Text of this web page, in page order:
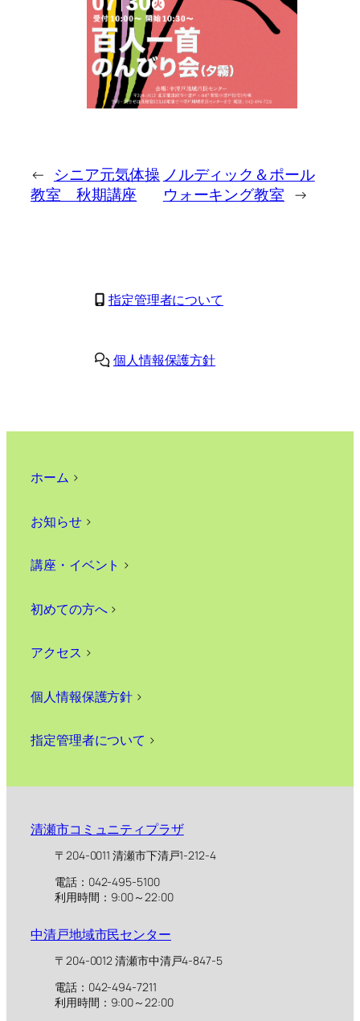
← シニア元気体操
教室 秋期講座
ノルディック＆ポール
ウォーキング教室 →
指定管理者について
個人情報保護方針
ホーム >
お知らせ>
講座・イベント >
初めての方へ>
アクセス >
個人情報保護方針 >
指定管理者について >
清瀬市コミュニティプラザ
〒204-0011 清瀬市下清戸1-212-4
電話：042-495-5100
利用時間：9:00～22:00
中清戸地域市民センター
〒204-0012 清瀬市中清戸4-847-5
電話：042-494-7211
利用時間：9:00～22:00